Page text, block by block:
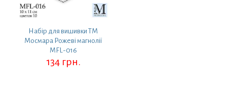
Набір для вишивки ТМ
Мосмара Рожеві магнолії
MFL-016
134 грн.